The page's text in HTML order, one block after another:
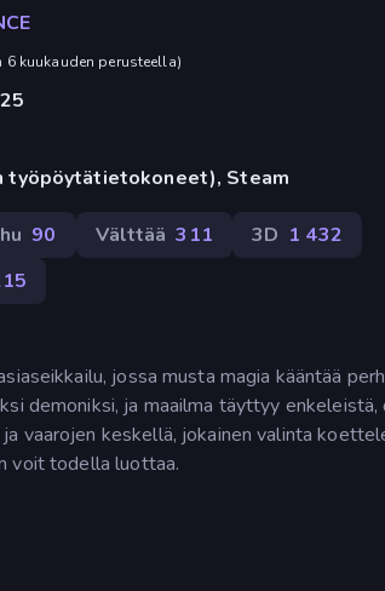
6 kuukauden perusteella)
työpöytätietokoneet), Steam
90 Välttää 311 3D 1 432
jossa musta magia kääntää
demoniksi, ja maailma täyttyy
vaarojen keskellä, jokainen valinta
voit todella luottaa.